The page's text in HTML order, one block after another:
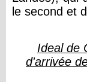
le second et
Ideal de
d'arrivée